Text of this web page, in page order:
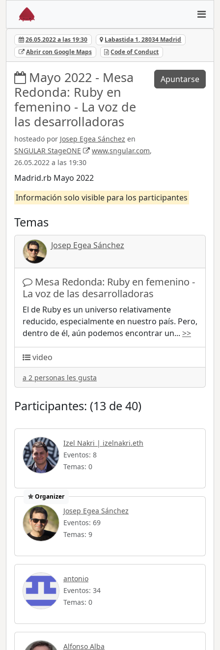
26.05.2022 a las 19:30
Labastida 1, 28034 Madrid
Abrir con Google Maps
Code of Conduct
Mayo 2022 - Mesa
Redonda: Ruby en
femenino - La voz de
las desarrolladoras
hosteado por Josep Egea Sánchez en
SNGULAR StageONE
www.sngular.com,
26.05.2022 a las 19:30
Apuntarse
Madrid.rb Mayo 2022
Información solo visible para los participantes
Temas
Josep Egea Sánchez
Mesa Redonda: Ruby en femenino -
La voz de las desarrolladoras
El de Ruby es un universo relativamente
reducido, especialmente en nuestro país. Pero,
dentro de él, aún podemos encontrar un... >>
video
a 2 personas les gusta
Participantes: (13 de 40)
Izel Nakri | izelnakri.eth
Eventos: 8
Temas: 0
Organizer
Josep Egea Sánchez
Eventos: 69
Temas: 9
antonio
Eventos: 34
Temas: 0
Alfonso Alba